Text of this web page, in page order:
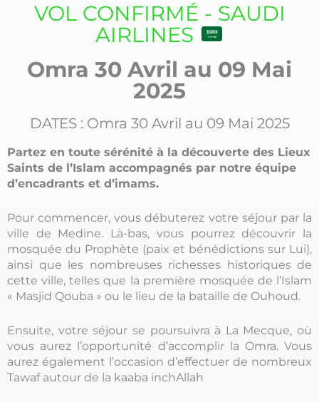
VOL CONFIRMÉ - SAUDI
AIRLINES
Omra 30 Avril au 09 Mai
2025
DATES : Omra 30 Avril au 09 Mai 2025
Partez en toute sérénité à la découverte des Lieux
Saints de l’Islam accompagnés par notre équipe
d’encadrants et d’imams.
Pour commencer, vous débuterez votre séjour par la
ville de Medine. Là-bas, vous pourrez découvrir la
mosquée du Prophète (paix et bénédictions sur Lui),
ainsi que les nombreuses richesses historiques de
cette ville, telles que la première mosquée de l’Islam
« Masjid Qouba » ou le lieu de la bataille de Ouhoud.
Ensuite, votre séjour se poursuivra à La Mecque, où
vous aurez l’opportunité d’accomplir la Omra. Vous
aurez également l’occasion d’effectuer de nombreux
Tawaf autour de la kaaba inchAllah